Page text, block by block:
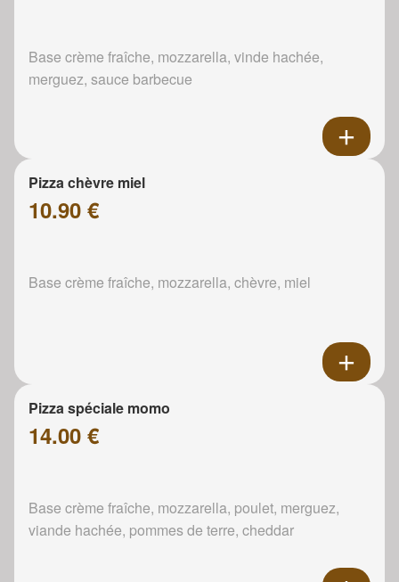
Base crème fraîche, mozzarella, vinde hachée,
merguez, sauce barbecue
Pizza chèvre miel
10.90 €
Base crème fraîche, mozzarella, chèvre, miel
Pizza spéciale momo
14.00 €
Base crème fraîche, mozzarella, poulet, merguez,
viande hachée, pommes de terre, cheddar